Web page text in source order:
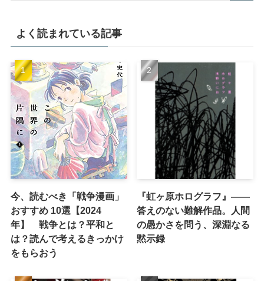
よく読まれている記事
今、読むべき「戦争漫画」
おすすめ 10選【2024
年】 戦争とは？平和と
は？読んで考えるきっかけ
をもらおう
『虹ヶ原ホログラフ』——
答えのない難解作品。人間
の愚かさを問う、深淵なる
黙示録